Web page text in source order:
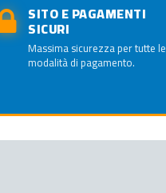
SITO E PAGAMENTI
SICURI
Massima sicurezza per tutte le
modalità di pagamento.